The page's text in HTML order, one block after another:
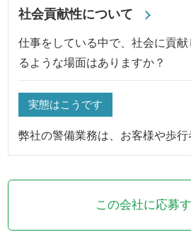
社会貢献性について
仕事をしている中で、社会に貢
るような場面はありますか？
実態はこうです
弊社の警備業務は、お客様や歩
この会社に応募